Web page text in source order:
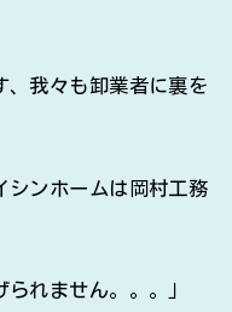
、我々も卸業者に裏を
シンホームは岡村工務
れません。。。」